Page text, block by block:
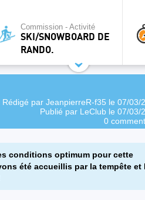
Commission - Activité
SKI/SNOWBOARD DE
RANDO.
Rédigé par JeanpierreR-f35 le 07/03/
Publié par LeClub le 07/03/
0
conditions optimum pour cette
été accueillis par la tempête et